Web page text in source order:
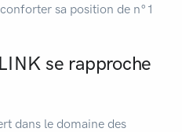
sa position de n°1
se rapproche
dans le domaine des